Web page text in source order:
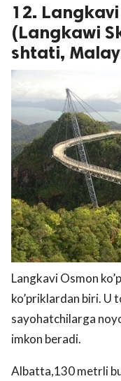
12.
(Langkawi
shtati,
Langkavi Osmon
ko’priklardan biri. U
sayohatchilarga
imkon beradi.
Albatta,130 metrli